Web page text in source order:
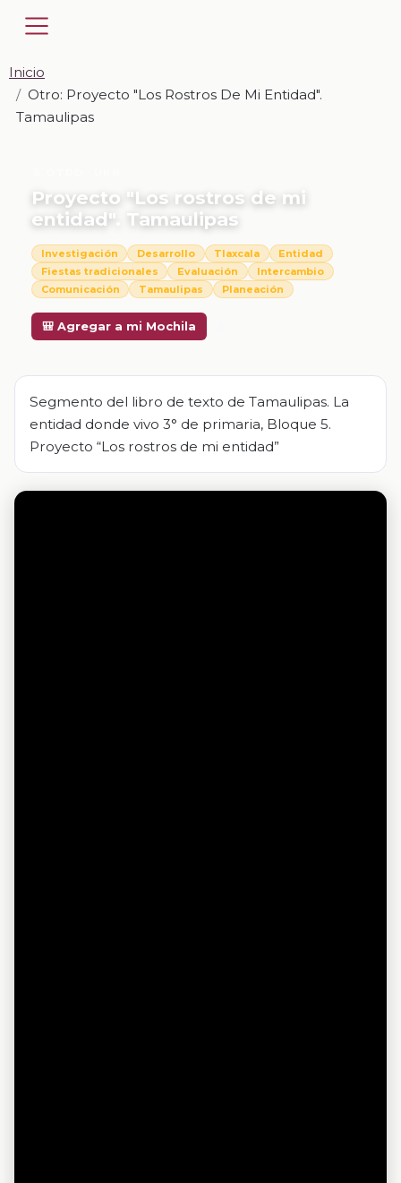
Inicio
Otro: Proyecto "Los Rostros De Mi Entidad".
Tamaulipas
Proyecto "Los rostros de mi
entidad". Tamaulipas
Investigación Desarrollo Tlaxcala
Entidad
Fiestas tradicionales
Evaluación
Intercambio
Comunicación
Tamaulipas Planeación
🎒 Agregar a mi Mochila
Segmento del libro de texto de Tamaulipas. La
entidad donde vivo 3° de primaria, Bloque 5.
Proyecto “Los rostros de mi entidad”